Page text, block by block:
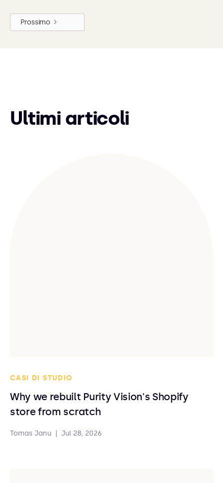
Prossimo
Ultimi articoli
CASI DI STUDIO
Why we rebuilt Purity Vision's Shopify
store from scratch
Tomas Janu Jul 28, 2026